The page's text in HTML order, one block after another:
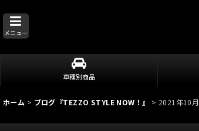
メニュー
車種別商品
ホーム > ブログ『TEZZO STYLE NOW！』 > 2021年10月